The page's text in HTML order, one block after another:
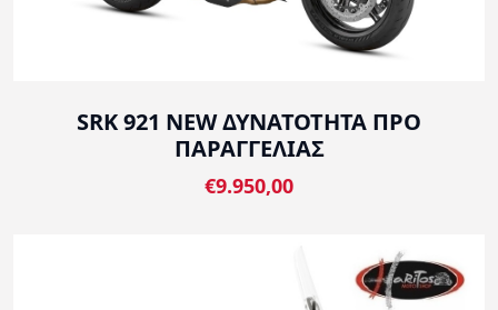
SRK 921 NEW ΔΥΝΑΤΟΤΗΤΑ ΠΡΟ
ΠΑΡΑΓΓΕΛΙΑΣ
€9.950,00